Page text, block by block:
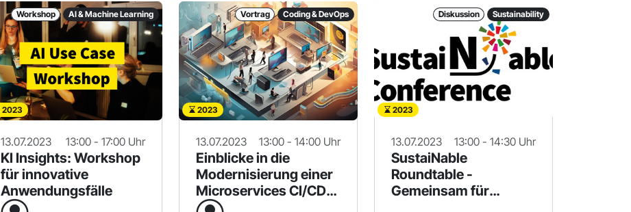
Workshop AI & Machine Learning
2023
13.07.2023 13:00 - 17:00 Uhr
KI Insights: Workshop
für innovative
Anwendungsfälle
Vortrag Coding & DevOps
2023
13.07.2023 13:00 - 14:00 Uhr
Einblicke in die
Modernisierung einer
Microservices CI/CD
Pipeline
Diskussion Sustainability
2023
13.07.2023 13:00 - 14:30 Uhr
SustaiNable
Roundtable -
Gemeinsam für